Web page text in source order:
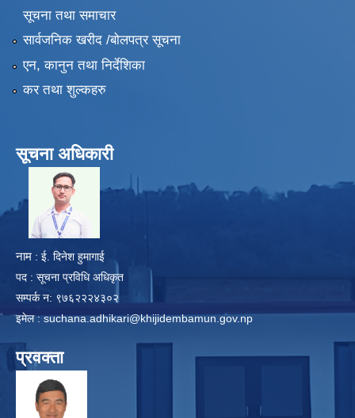
सूचना तथा समाचार
सार्वजनिक खरीद /बोलपत्र सूचना
एन, कानुन तथा निर्देशिका
कर तथा शुल्कहरु
सूचना अधिकारी
​
नाम : ई. दिनेश हुमागाई
पद : सूचना प्रविधि अधिकृत
सम्पर्क न: ९७६२२२४३०२
इमेल :suchana.adhikari@khijidembamun.gov.np
प्रवक्ता